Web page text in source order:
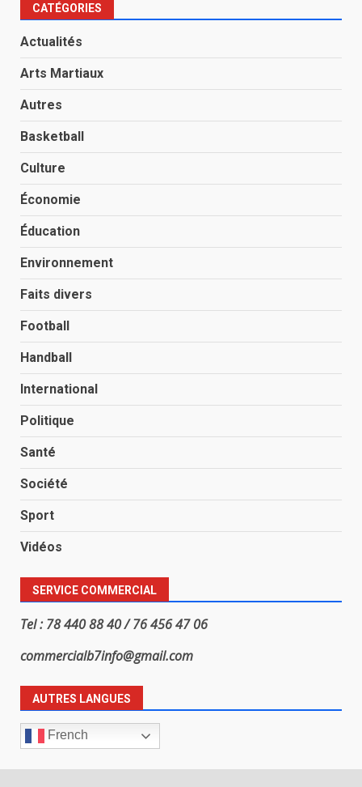
CATÉGORIES
Actualités
Arts Martiaux
Autres
Basketball
Culture
Économie
Éducation
Environnement
Faits divers
Football
Handball
International
Politique
Santé
Société
Sport
Vidéos
SERVICE COMMERCIAL
Tel : 78 440 88 40 / 76 456 47 06
commercialb7info@gmail.com
AUTRES LANGUES
French